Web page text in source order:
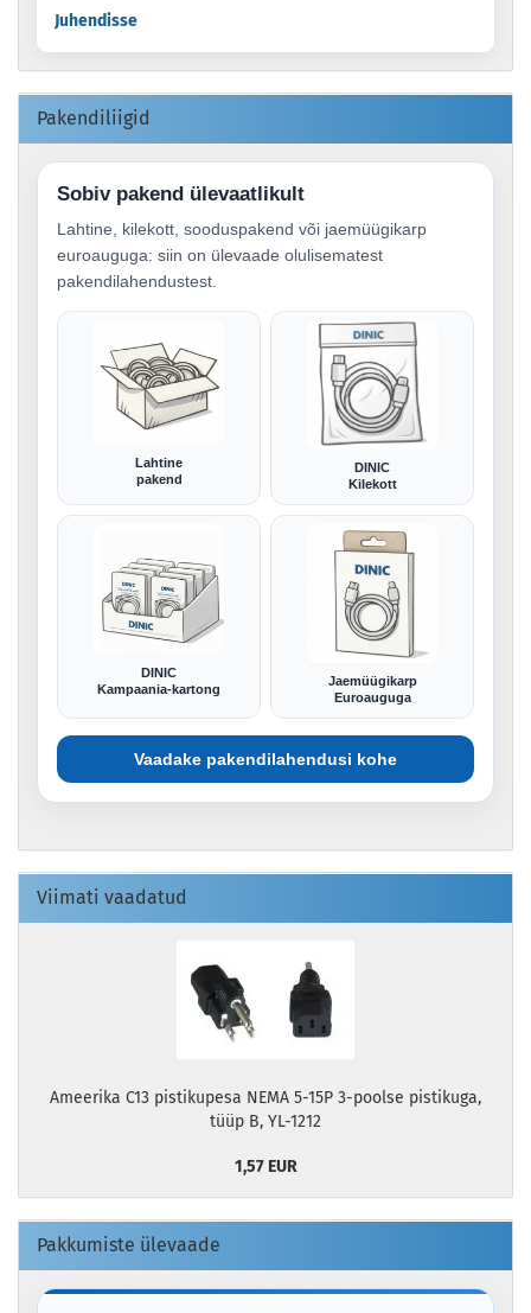
Juhendisse
Pakendiliigid
Sobiv pakend ülevaatlikult
Lahtine, kilekott, sooduspakend või jaemüügikarp
euroauguga: siin on ülevaade olulisematest
pakendilahendustest.
Lahtine
pakend
DINIC
Kilekott
DINIC
Kampaania-kartong
Jaemüügikarp
Euroauguga
Vaadake pakendilahendusi kohe
Viimati vaadatud
Ameerika C13 pistikupesa NEMA 5-15P 3-poolse pistikuga,
tüüp B, YL-1212
1,57 EUR
Pakkumiste ülevaade